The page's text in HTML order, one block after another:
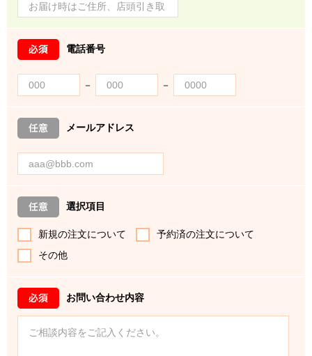
電話番号
－ －
メールアドレス
選択項目
新規の注文について
予約済の注文について
その他
お問い合わせ内容